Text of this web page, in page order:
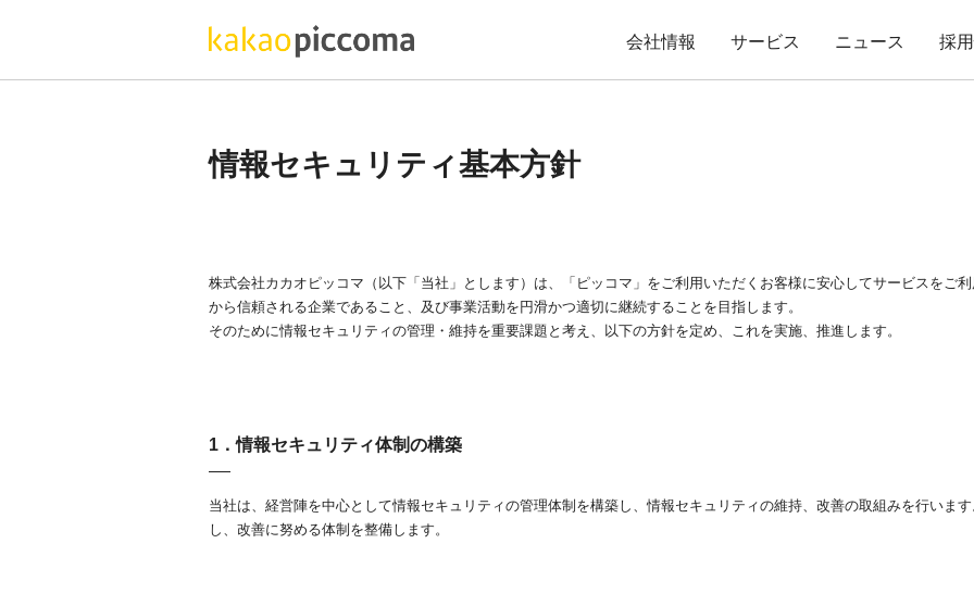
会社情報 サービス ニュース 採
情報セキュリティ基本方針
株式会社カカオピッコマ（以下「当社」とします）は、「ピッコマ」をご利用いただくお客様に安心してサービスをご
から信頼される企業であること、及び事業活動を円滑かつ適切に継続することを目指します。
そのために情報セキュリティの管理・維持を重要課題と考え、以下の方針を定め、これを実施、推進します。
1．情報セキュリティ体制の構築
当社は、経営陣を中心として情報セキュリティの管理体制を構築し、情報セキュリティの維持、改善の取組みを行いま
し、改善に努める体制を整備します。